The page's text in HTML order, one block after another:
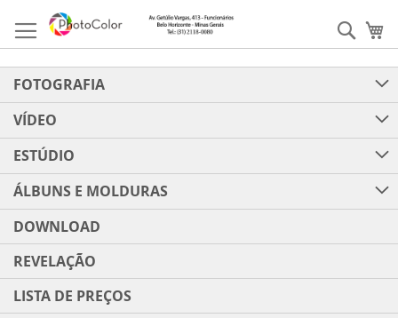
para
o
FOTOGRAFIA
VÍDEO
ESTÚDIO
ÁLBUNS E MOLDURAS
DOWNLOAD
REVELAÇÃO
LISTA DE PREÇOS